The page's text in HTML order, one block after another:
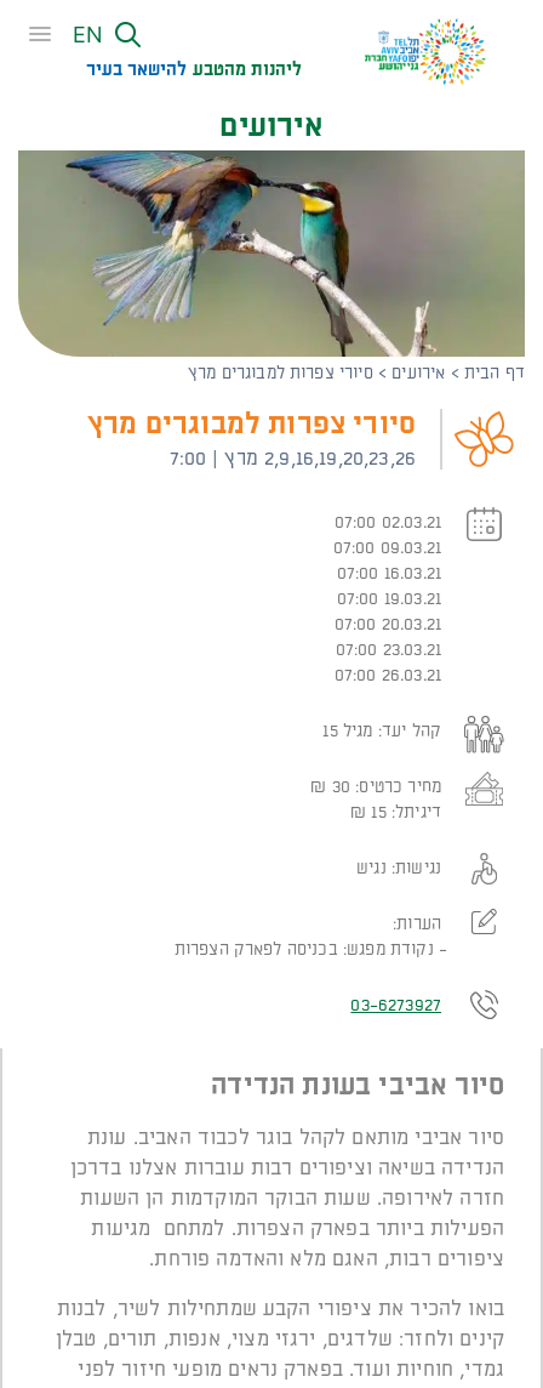
EN
ליהנות מהטבע להישאר בעיר​
אירועים
דף הבית > אירועים > סיורי צפרות למבוגרים מרץ
סיורי צפרות למבוגרים מרץ
2,9,16,19,20,23,26 מרץ | 7:00
02.03.21 07:00
09.03.21 07:00
16.03.21 07:00
19.03.21 07:00
20.03.21 07:00
23.03.21 07:00
26.03.21 07:00
קהל יעד: מגיל 15
מחיר כרטיס:
₪
דיגיתל: 15
₪
נגישות: נגיש
הערות:
נקודת מפגש: בכניסה לפארק הצפרות
03-6273927
סיור אביבי בעונת הנדידה
סיור אביבי מותאם לקהל בוגר לכבוד האביב. עונת
הנדידה בשיאה וציפורים רבות עוברות אצלנו בדרכן
חזרה לאירופה. שעות הבוקר המוקדמות הן השעות
הפעילות ביותר בפארק הצפרות. למתחם מגיעות
ציפורים רבות, האגם מלא והאדמה פורחת.
בואו להכיר את ציפורי הקבע שמתחילות לשיר, לבנות
קינים ולחזר: שלדגים, ירגזי מצוי, אנפות, תורים, טבלן
גמדי, חוחיות ועוד. בפארק נראים מופעי חיזור לפני